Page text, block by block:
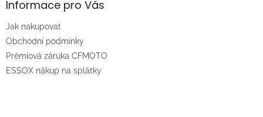
aInformace pro Vás
Jak nakupovat
Obchodní podmínky
Prémiová záruka CFMOTO
ESSOX nákup na splátky